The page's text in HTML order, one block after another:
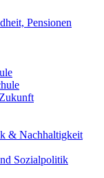
Pensionen
& Nachhaltigkeit
Sozialpolitik